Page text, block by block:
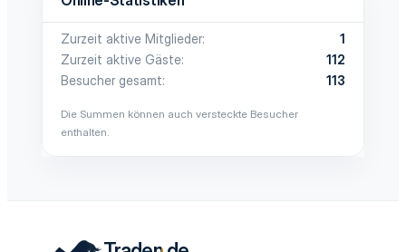
Zurzeit aktive Mitglieder
1
Zurzeit aktive Gäste
112
Besucher gesamt
113
Die Summen können auch versteckte Besucher
enthalten.